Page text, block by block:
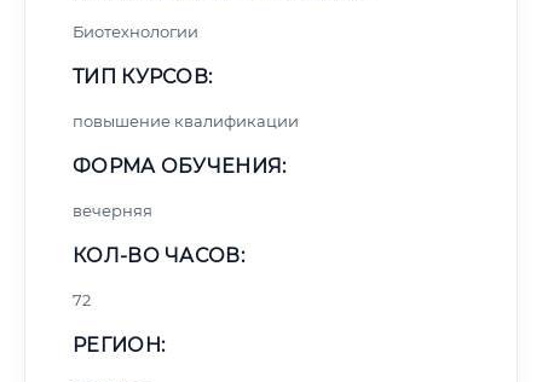
Биотехнологии
ТИП КУРСОВ:
повышение квалификации
ФОРМА ОБУЧЕНИЯ:
вечерняя
КОЛ-ВО ЧАСОВ:
72
РЕГИОН: